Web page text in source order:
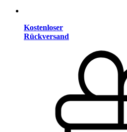
Kostenloser
Rückversand